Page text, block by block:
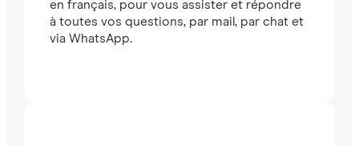
en français, pour vous assister et répondre
à toutes vos questions, par mail, par chat et
via WhatsApp.